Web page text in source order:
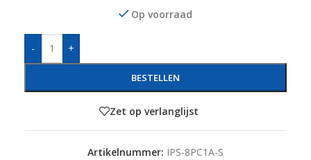
Op voorraad
- +
BESTELLEN
Zet op verlanglijst
Artikelnummer: IPS-8PC1A-S